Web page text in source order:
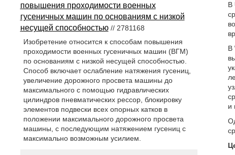
В
В
и
повышения проходимости военных
гусеничных машин по основаниям с низкой
несущей способностью// 2781168
Изобретение относится к способам повышения
проходимости военных гусеничных машин (ВГМ)
по основаниям с низкой несущей способностью.
Способ включает ослабление натяжения гусениц,
увеличение дорожного просвета машины до
максимального с помощью гидравлических
цилиндров пневматических рессор, блокировку
элементов подвески всех опорных катков в
положении максимального дорожного просвета
машины, с последующим натяжением гусениц с
максимально возможным усилием.